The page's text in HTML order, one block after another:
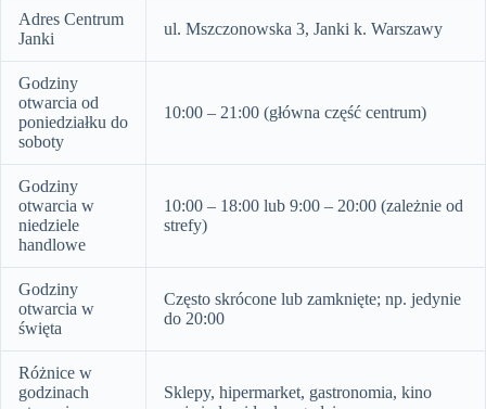
Adres Centrum
Janki
ul. Mszczonowska 3, Janki k. Warszawy
Godziny
otwarcia od
poniedziałku do
soboty
10:00 – 21:00 (główna część centrum)
Godziny
otwarcia w
niedziele
handlowe
10:00 – 18:00 lub 9:00 – 20:00 (zależnie od
strefy)
Godziny
otwarcia w
święta
Często skrócone lub zamknięte; np. jedynie
do 20:00
Różnice w
godzinach
Sklepy, hipermarket, gastronomia, kino